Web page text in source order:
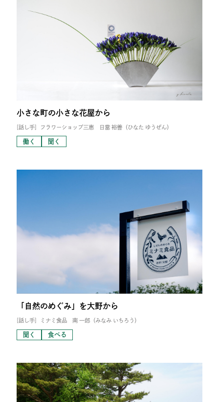
小さな町の小さな花屋から
[話し手] フラワーショップ三恵 日當 裕善（ひなた ゆうぜん）
働く 聞く
「自然のめぐみ」を大野から
[話し手] ミナミ食品 南 一郎（みなみ いちろう）
聞く 食べる